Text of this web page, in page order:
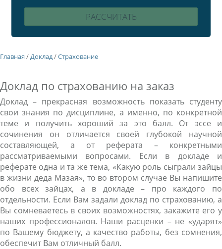
Главная /Доклад/Страхование
Доклад по страхованию на заказ
Доклад – прекрасная возможность показать студенту
свои знания по дисциплине, а именно, по конкретной
теме и получить хороший за это балл. От эссе и
сочинения он отличается своей глубокой научной
составляющей, а от реферата – конкретными
рассматриваемыми вопросами. Если в докладе и
реферате одна и та же тема, «Какую роль сыграли зайцы
в жизни деда Мазая», то во втором случае Вы напишите
обо всех зайцах, а в докладе – про каждого по
отдельности. Если Вам задали доклад по страхованию, а
Вы сомневаетесь в своих возможностях, закажите его у
наших профессионалов. Наши расценки – не «ударят»
по Вашему бюджету, а качество работы, без сомнения,
обеспечит Вам отличный балл.